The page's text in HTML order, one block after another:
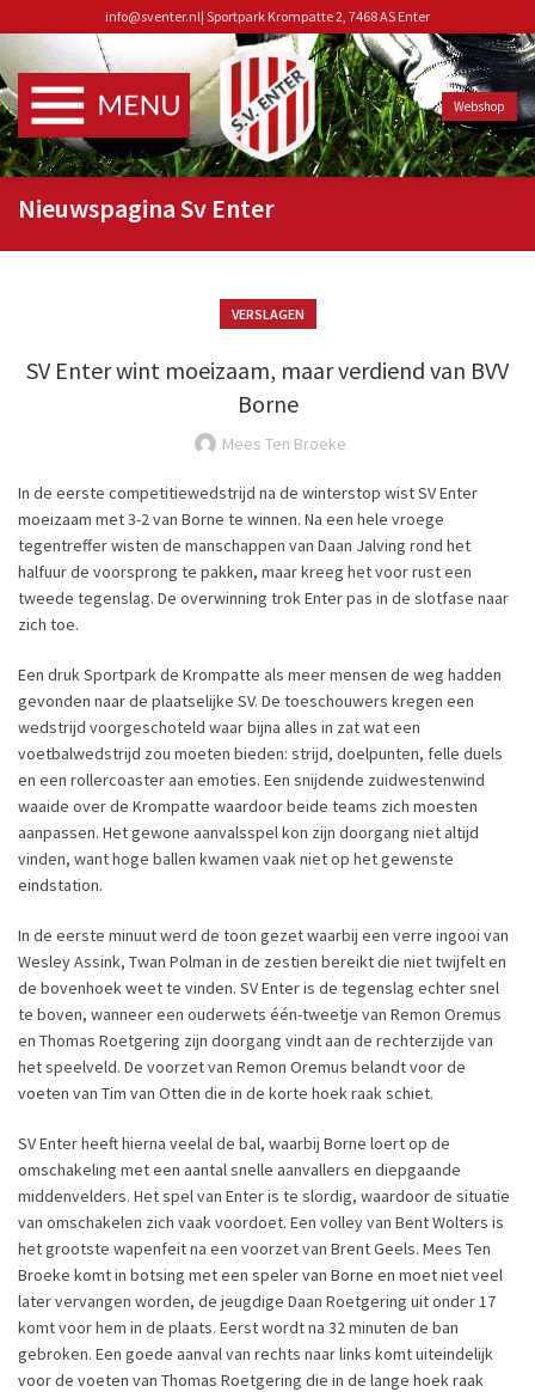
info@sventer.nl| Sportpark Krompatte 2, 7468 AS Enter
Webshop
Nieuwspagina Sv Enter
VERSLAGEN
SV Enter wint moeizaam, maar verdiend van BVV
Borne
Mees Ten Broeke
In de eerste competitiewedstrijd na de winterstop wist SV Enter
moeizaam met 3-2 van Borne te winnen. Na een hele vroege
tegentreffer wisten de manschappen van Daan Jalving rond het
halfuur de voorsprong te pakken, maar kreeg het voor rust een
tweede tegenslag. De overwinning trok Enter pas in de slotfase naar
zich toe.
Een druk Sportpark de Krompatte als meer mensen de weg hadden
gevonden naar de plaatselijke SV. De toeschouwers kregen een
wedstrijd voorgeschoteld waar bijna alles in zat wat een
voetbalwedstrijd zou moeten bieden: strijd, doelpunten, felle duels
en een rollercoaster aan emoties. Een snijdende zuidwestenwind
waaide over de Krompatte waardoor beide teams zich moesten
aanpassen. Het gewone aanvalsspel kon zijn doorgang niet altijd
vinden, want hoge ballen kwamen vaak niet op het gewenste
eindstation.
In de eerste minuut werd de toon gezet waarbij een verre ingooi van
Wesley Assink, Twan Polman in de zestien bereikt die niet twijfelt en
de bovenhoek weet te vinden. SV Enter is de tegenslag echter snel
te boven, wanneer een ouderwets één-tweetje van Remon Oremus
en Thomas Roetgering zijn doorgang vindt aan de rechterzijde van
het speelveld. De voorzet van Remon Oremus belandt voor de
voeten van Tim van Otten die in de korte hoek raak schiet.
SV Enter heeft hierna veelal de bal, waarbij Borne loert op de
omschakeling met een aantal snelle aanvallers en diepgaande
middenvelders. Het spel van Enter is te slordig, waardoor de situatie
van omschakelen zich vaak voordoet. Een volley van Bent Wolters is
het grootste wapenfeit na een voorzet van Brent Geels. Mees Ten
Broeke komt in botsing met een speler van Borne en moet niet veel
later vervangen worden, de jeugdige Daan Roetgering uit onder 17
komt voor hem in de plaats. Eerst wordt na 32 minuten de ban
gebroken. Een goede aanval van rechts naar links komt uiteindelijk
voor de voeten van Thomas Roetgering die in de lange hoek raak